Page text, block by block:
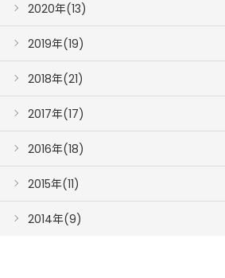
2020年(13)
2019年(19)
2018年(21)
2017年(17)
2016年(18)
2015年(11)
2014年(9)